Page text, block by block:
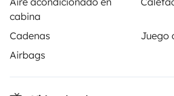
cabina
Cadenas
Juego
Airbags
Yescapa es una plataforma que
particulares. La plataforma tiene el
intermediario de confianza y